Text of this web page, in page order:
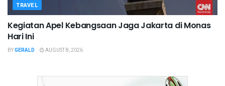
TRAVEL
Kegiatan Apel Kebangsaan Jaga Jakarta di Monas
Hari Ini
BYGERALD AUGUST 8, 2026